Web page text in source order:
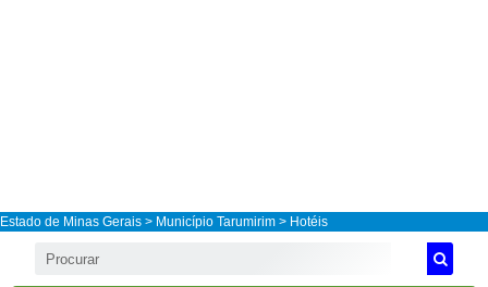
Estado de Minas Gerais > Município Tarumirim > Hotéis